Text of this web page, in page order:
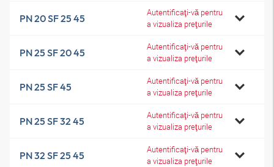
PN 20 SF 25 45
Autentificaţi-vă pentru
a vizualiza preţurile
PN 25 SF 20 45
Autentificaţi-vă pentru
a vizualiza preţurile
PN 25 SF 45
Autentificaţi-vă pentru
a vizualiza preţurile
PN 25 SF 32 45
Autentificaţi-vă pentru
a vizualiza preţurile
PN 32 SF 25 45
Autentificaţi-vă pentru
a vizualiza preţurile